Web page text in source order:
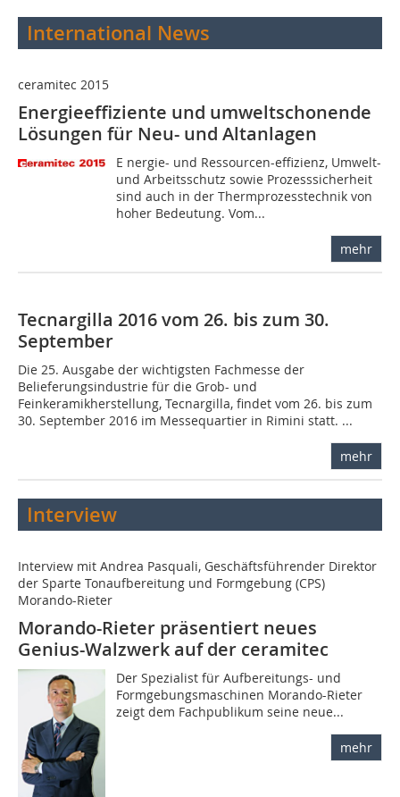
International News
ceramitec 2015
Energieeffiziente und umweltschonende
Lösungen für Neu- und Altanlagen
E nergie- und Ressourcen-e­ffizienz, Umwelt-
und Arbeitsschutz sowie Prozesssicherheit
sind auch in der Thermprozesstechnik von
hoher Bedeutung. Vom...
mehr
Tecnargilla 2016 vom 26. bis zum 30.
September
Die 25. Ausgabe der wichtigsten Fachmesse der
Belieferungsindustrie für die Grob- und
Feinkeramikherstellung, Tecnargilla, findet vom 26. bis zum
30. September 2016 im Messequartier in Rimini statt. ...
mehr
Interview
Interview mit Andrea Pasquali, Geschäftsführender Direktor
der Sparte Tonaufbereitung und Formgebung (CPS)
Morando-Rieter
Morando-Rieter präsentiert neues
Genius-Walzwerk auf der ceramitec
Der Spezialist für Aufbereitungs- und
Formgebungsmaschinen Morando-Rieter
zeigt dem Fachpublikum seine neue...
mehr